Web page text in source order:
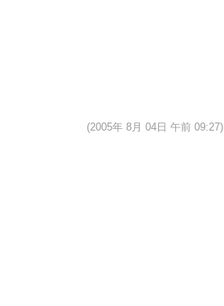
(2005年 8月 04日 午前 09:27)